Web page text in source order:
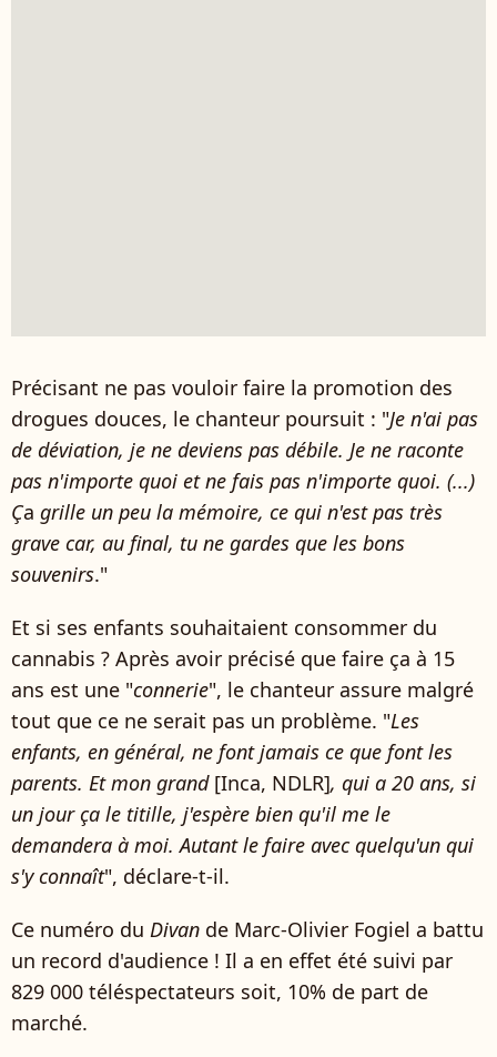
Précisant ne pas vouloir faire la promotion des
drogues douces, le chanteur poursuit : "Je n'ai pas
de déviation, je ne deviens pas débile. Je ne raconte
pas n'importe quoi et ne fais pas n'importe quoi. (...)
Ça grille un peu la mémoire, ce qui n'est pas très
grave car, au final, tu ne gardes que les bons
souvenirs."
Et si ses enfants souhaitaient consommer du
cannabis ? Après avoir précisé que faire ça à 15
ans est une "connerie", le chanteur assure malgré
tout que ce ne serait pas un problème. "Les
enfants, en général, ne font jamais ce que font les
parents. Et mon grand [Inca, NDLR], qui a 20 ans, si
un jour ça le titille, j'espère bien qu'il me le
demandera à moi. Autant le faire avec quelqu'un qui
s'y connaît", déclare-t-il.
Ce numéro du Divan de Marc-Olivier Fogiel a battu
un record d'audience ! Il a en effet été suivi par
829 000 téléspectateurs soit, 10% de part de
marché.